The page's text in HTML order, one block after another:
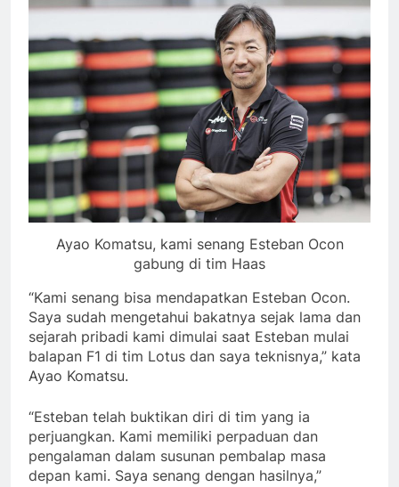
Ayao Komatsu, kami senang Esteban Ocon
gabung di tim Haas
“Kami senang bisa mendapatkan Esteban Ocon.
Saya sudah mengetahui bakatnya sejak lama dan
sejarah pribadi kami dimulai saat Esteban mulai
balapan F1 di tim Lotus dan saya teknisnya,” kata
Ayao Komatsu.
“Esteban telah buktikan diri di tim yang ia
perjuangkan. Kami memiliki perpaduan dan
pengalaman dalam susunan pembalap masa
depan kami. Saya senang dengan hasilnya,”